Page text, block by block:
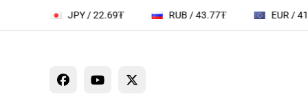
JPY / 22.69₮ RUB / 43.77₮ EUR /